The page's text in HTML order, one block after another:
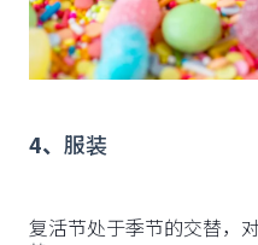
4、 服装
复活节处于季节的交替，